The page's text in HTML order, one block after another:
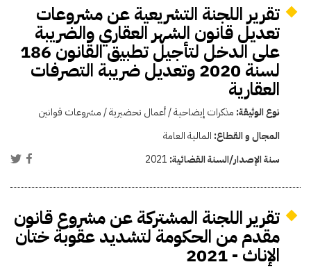
تقرير اللجنة التشريعية عن مشروعات
تعديل قانون الشهر العقاري والضريبة
على الدخل لتأجيل تطبيق القانون 186
لسنة 2020 وتعديل ضريبة التصرفات
العقارية
نوع الوثيقة: مذكرات إيضاحية / أعمال تحضيرية / مشروعات قوانين
المجال و القطاع: المالية العامة
سنة الإصدار/السنة القضائية: 2021
تقرير اللجنة المشتركة عن مشروع قانون
مقدم من الحكومة لتشديد عقوبة ختان
الإناث - 2021